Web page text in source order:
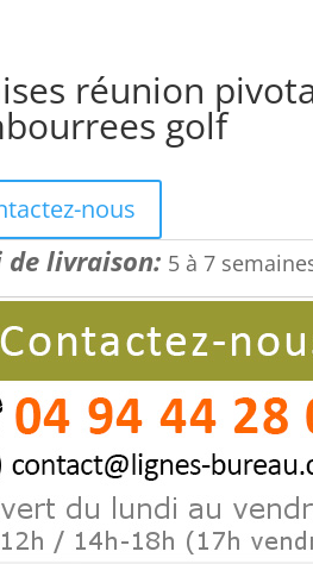
réunion
golf
nous
de livraison: 5 à 7